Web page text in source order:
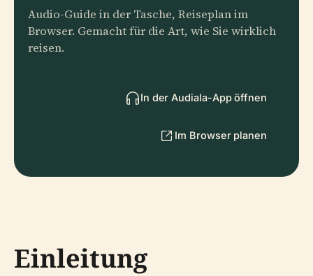
Audio-Guide in der Tasche, Reiseplan im
Browser. Gemacht für die Art, wie Sie wirklich
reisen.
In der Audiala-App öffnen
Im Browser planen
Einleitung